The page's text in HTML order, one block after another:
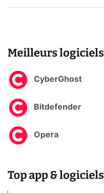
Meilleurs logiciels
CyberGhost
Bitdefender
Opera
Top app & logiciels